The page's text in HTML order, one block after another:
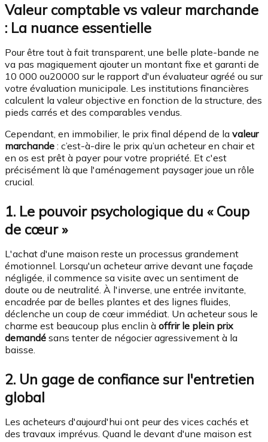
Valeur comptable vs valeur marchande
: La nuance essentielle
Pour être tout à fait transparent, une belle plate-bande ne
va pas magiquement ajouter un montant fixe et garanti de
10 000 ou20000 sur le rapport d'un évaluateur agréé ou sur
votre évaluation municipale. Les institutions financières
calculent la valeur objective en fonction de la structure, des
pieds carrés et des comparables vendus.
Cependant, en immobilier, le prix final dépend de la valeur
marchande : c’est-à-dire le prix qu’un acheteur en chair et
en os est prêt à payer pour votre propriété. Et c'est
précisément là que l'aménagement paysager joue un rôle
crucial.
1. Le pouvoir psychologique du « Coup
de cœur »
L'achat d'une maison reste un processus grandement
émotionnel. Lorsqu'un acheteur arrive devant une façade
négligée, il commence sa visite avec un sentiment de
doute ou de neutralité. À l'inverse, une entrée invitante,
encadrée par de belles plantes et des lignes fluides,
déclenche un coup de cœur immédiat. Un acheteur sous le
charme est beaucoup plus enclin à offrir le plein prix
demandé sans tenter de négocier agressivement à la
baisse.
2. Un gage de confiance sur l'entretien
global
Les acheteurs d'aujourd'hui ont peur des vices cachés et
des travaux imprévus. Quand le devant d'une maison est